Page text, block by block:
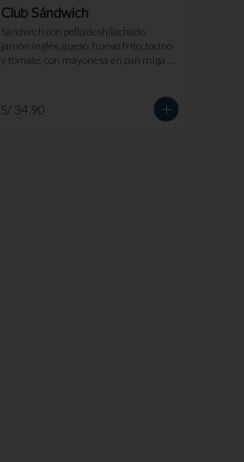
Club Sándwich
Sándwich con pollo deshilachado,
jamón inglés, queso, huevo frito, tocino
y tomate, con mayonesa en pan miga
S/ 34.90